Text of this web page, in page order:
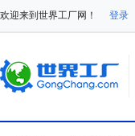
欢迎来到世界工厂网！ 登录